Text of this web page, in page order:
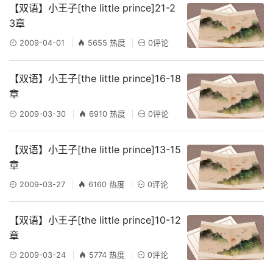
【双语】小王子[the little prince]21-2
3章
2009-04-01 5655 热度 0评论
【双语】小王子[the little prince]16-18
章
2009-03-30 6910 热度 0评论
【双语】小王子[the little prince]13-15
章
2009-03-27 6160 热度 0评论
【双语】小王子[the little prince]10-12
章
2009-03-24 5774 热度 0评论